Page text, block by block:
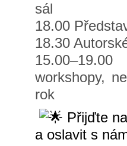
sál
18.00
18.30
workshopy,
rok
Přijďte
a oslavit s